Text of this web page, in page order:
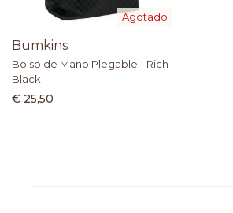
Agotado
Bumkins
Bolso de Mano Plegable - Rich
Black
€ 25,50